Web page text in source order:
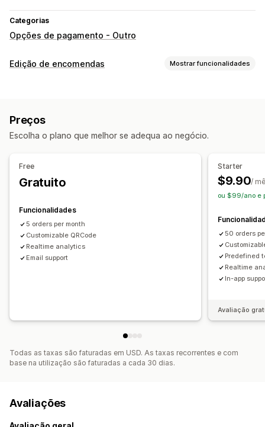
Categorias
Opções de pagamento - Outro
Edição de encomendas Mostrar funcionalidades
Preços
Escolha o plano que melhor se adequa ao negócio.
Free
Gratuito
Funcionalidades
5 orders per month
Customizable QRCode
Realtime analytics
Email support
Starter
$9.90/
ou $99/ano e
50 orders
Predefined
Realtime
In-app
Avaliação
Todas as taxas são faturadas em USD. As taxas recorrentes e com
base na utilização são faturadas a cada 30 dias.
Avaliações